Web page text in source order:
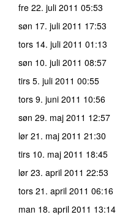
fre 22. juli 2011 05:53
søn 17. juli 2011 17:53
tors 14. juli 2011 01:13
søn 10. juli 2011 08:57
tirs 5. juli 2011 00:55
tors 9. juni 2011 10:56
søn 29. maj 2011 12:57
lør 21. maj 2011 21:30
tirs 10. maj 2011 18:45
lør 23. april 2011 22:53
tors 21. april 2011 06:16
man 18. april 2011 13:14